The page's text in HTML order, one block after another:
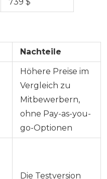
739 $
Nachteile
Höhere Preise im
Vergleich zu
Mitbewerbern,
ohne Pay-as-you-
go-Optionen
Die Testversion